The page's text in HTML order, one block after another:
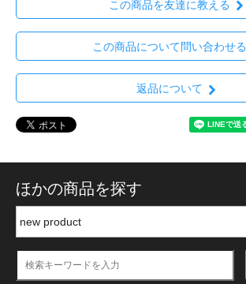
この商品を友達に教える
この商品について問い合わせる
返品について
ほかの商品を探す